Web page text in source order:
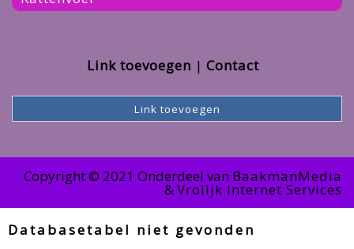
Link toevoegen Contact
Link toevoegen
Copyright © 2021 Onderdeel van BaakmanMedia
&Vrolijk Internet Services
Databasetabel niet gevonden